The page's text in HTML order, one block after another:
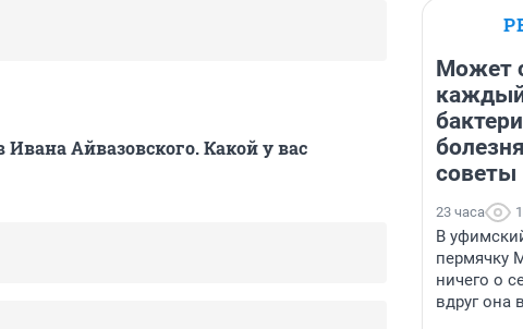
Айвазовского. Какой у вас
Может
советы
23 часа
В
пермячку
ничего о
вдруг она